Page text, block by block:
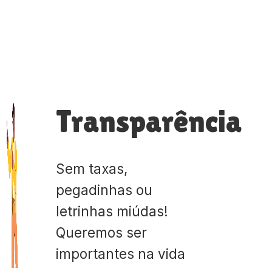
Transparência
Sem taxas,
pegadinhas ou
letrinhas miúdas!
Queremos ser
importantes na vida